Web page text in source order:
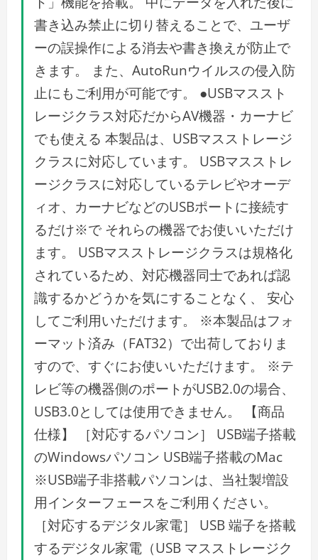
書き込み禁止に切り替えることで、ユーザ
ーの誤操作による消去や書き換えが防止で
きます。 また、AutoRunウイルスの侵入防
止にもご利用が可能です。 ●USBマススト
レージクラス対応だからAV機器・カーナビ
でも使える 本製品は、USBマスストレージ
クラスに対応しています。 USBマスストレ
ージクラスに対応しているテレビやオーデ
ィオ、カーナビなどのUSBポートに接続す
るだけ※で それらの機器でお使いいただけ
ます。 USBマスストレージクラスは規格化
されているため、対応機器同士であれば認
識するかどうかを気にすることなく、 安心
してご利用いただけます。 ※本製品はフォ
ーマット済み（FAT32）で出荷しておりま
すので、すぐにお使いいただけます。 ※テ
レビ等の機器側のポートがUSB2.0の場合、
USB3.0としては使用できません。 【商品
仕様】 ［対応するパソコン］ USB端子搭載
のWindowsパソコン USB端子搭載のMac
※USB端子非搭載パソコンは、当社製増設
用インターフェースをご利用ください。
［対応するデジタル家電］ USB 端子を搭載
するデジタル家電（USB マスストレージク